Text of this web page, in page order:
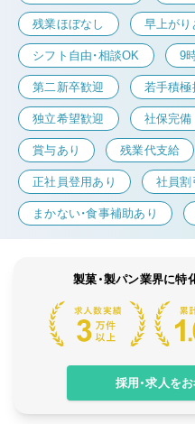
残業ほぼなし 早上がり
シフト自由・相談OK 9
第二新卒歓迎 若手積極
独立希望歓迎 社保完備
賞与あり 残業代支給
正社員登用あり 社員割
まかない・食事補助あり
製菓・製パン業界に特
採用・求人を